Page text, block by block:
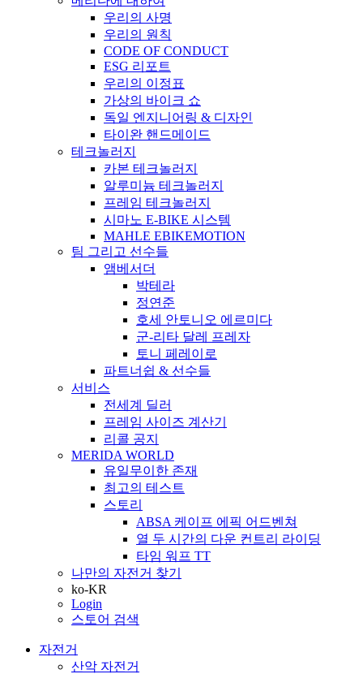
우리의 사명
우리의 원칙
CODE OF CONDUCT
ESG 리포트
우리의 이정표
가상의 바이크 쇼
독일 엔지니어링 & 디자인
타이완 핸드메이드
테크놀러지
카본 테크놀러지
알루미늄 테크놀러지
프레임 테크놀러지
시마노 E-BIKE 시스템
MAHLE EBIKEMOTION
팀 그리고 선수들
앰베서더
박테라
정연준
호세 안토니오 에르미다
군-리타 달레 프레자
토니 페레이로
파트너쉽 & 선수들
서비스
전세계 딜러
프레임 사이즈 계산기
리콜 공지
MERIDA WORLD
유일무이한 존재
최고의 테스트
스토리
ABSA 케이프 에픽 어드벤쳐
열 두 시간의 다운 컨트리 라이딩
타임 워프 TT
나만의 자전거 찾기
ko-KR
Login
스토어 검색
자전거
산악 자전거